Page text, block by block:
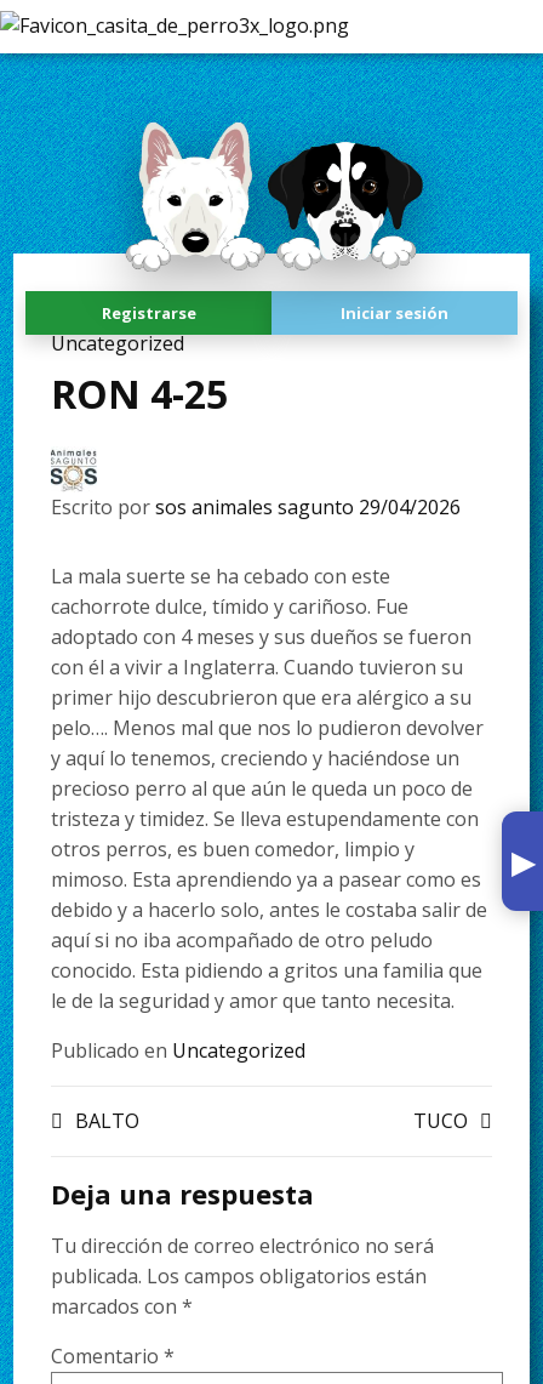
▸
Registrarse Iniciar sesión
Uncategorized
RON 4-25
Escrito porsos animales sagunto 29/04/2026
La mala suerte se ha cebado con este
cachorrote dulce, tímido y cariñoso. Fue
adoptado con 4 meses y sus dueños se fueron
con él a vivir a Inglaterra. Cuando tuvieron su
primer hijo descubrieron que era alérgico a su
pelo…. Menos mal que nos lo pudieron devolver
y aquí lo tenemos, creciendo y haciéndose un
precioso perro al que aún le queda un poco de
tristeza y timidez. Se lleva estupendamente con
otros perros, es buen comedor, limpio y
mimoso. Esta aprendiendo ya a pasear como es
debido y a hacerlo solo, antes le costaba salir de
aquí si no iba acompañado de otro peludo
conocido. Esta pidiendo a gritos una familia que
le de la seguridad y amor que tanto necesita.
Publicado en Uncategorized
BALTO TUCO
Deja una respuesta
Tu dirección de correo electrónico no será
publicada. Los campos obligatorios están
marcados con*
Comentario*